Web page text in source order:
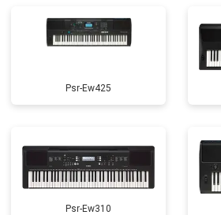
Psr-Ew425
Psr-Ew310